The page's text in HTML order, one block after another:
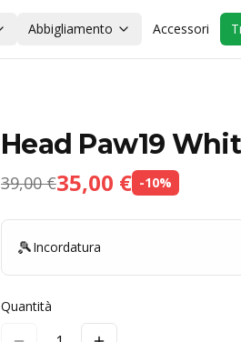
Abbigliamento Accessori
Head Paw19
39,00 €35,00 € -10%
🎾Incordatura
Quantità